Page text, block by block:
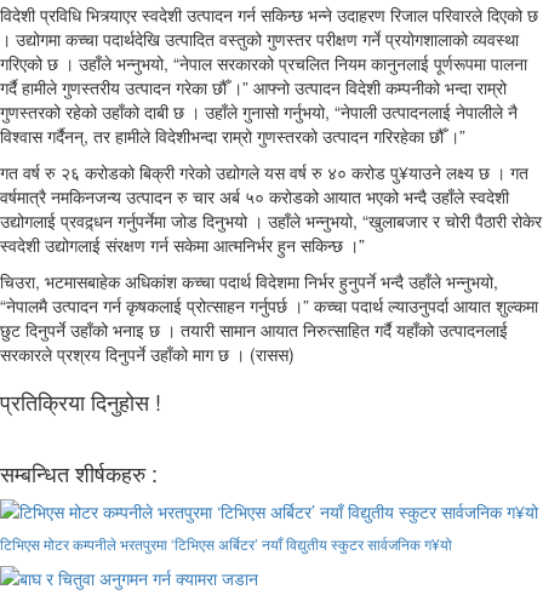
विदेशी प्रविधि भित्र्याएर स्वदेशी उत्पादन गर्न सकिन्छ भन्ने उदाहरण रिजाल परिवारले दिएको छ
। उद्योगमा कच्चा पदार्थदेखि उत्पादित वस्तुको गुणस्तर परीक्षण गर्ने प्रयोगशालाको व्यवस्था
गरिएको छ । उहाँले भन्नुभयो, “नेपाल सरकारको प्रचलित नियम कानुनलाई पूर्णरूपमा पालना
गर्दै हामीले गुणस्तरीय उत्पादन गरेका छौँ ।” आफ्नो उत्पादन विदेशी कम्पनीको भन्दा राम्रो
गुणस्तरको रहेको उहाँको दाबी छ । उहाँले गुनासो गर्नुभयो, “नेपाली उत्पादनलाई नेपालीले नै
विश्वास गर्दैनन्, तर हामीले विदेशीभन्दा राम्रो गुणस्तरको उत्पादन गरिरहेका छौँ ।”
गत वर्ष रु २६ करोडको बिक्री गरेको उद्योगले यस वर्ष रु ४० करोड पु¥याउने लक्ष्य छ । गत
वर्षमात्रै नमकिनजन्य उत्पादन रु चार अर्ब ५० करोडको आयात भएको भन्दै उहाँले स्वदेशी
उद्योगलाई प्रवद्र्धन गर्नुपर्नेमा जोड दिनुभयो । उहाँले भन्नुभयो, “खुलाबजार र चोरी पैठारी रोकेर
स्वदेशी उद्योगलाई संरक्षण गर्न सकेमा आत्मनिर्भर हुन सकिन्छ ।”
चिउरा, भटमासबाहेक अधिकांश कच्चा पदार्थ विदेशमा निर्भर हुनुपर्ने भन्दै उहाँले भन्नुभयो,
“नेपालमै उत्पादन गर्न कृषकलाई प्रोत्साहन गर्नुपर्छ ।” कच्चा पदार्थ ल्याउनुपर्दा आयात शुल्कमा
छुट दिनुपर्ने उहाँको भनाइ छ । तयारी सामान आयात निरुत्साहित गर्दै यहाँको उत्पादनलाई
सरकारले प्रश्रय दिनुपर्ने उहाँको माग छ । (रासस)
प्रतिक्रिया दिनुहोस !
सम्बन्धित शीर्षकहरु :
टिभिएस मोटर कम्पनीले भरतपुरमा ‘टिभिएस अर्बिटर’ नयाँ विद्युतीय स्कुटर सार्वजनिक ग¥यो